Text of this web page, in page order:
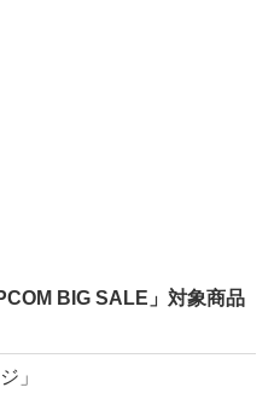
BIG SALE」対象商品
」